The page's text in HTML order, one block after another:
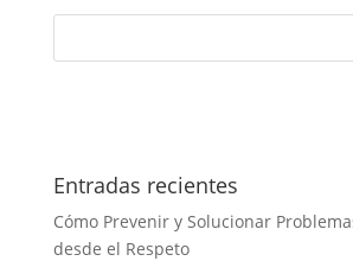
Entradas recientes
Cómo Prevenir y Solucionar
desde el Respeto